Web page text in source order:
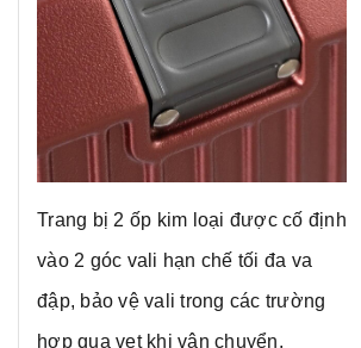
Trang bị 2 ốp kim loại được cố định
vào 2 góc vali hạn chế tối đa va
đập, bảo vệ vali trong các trường
hợp qua vẹt khi vận chuyển.